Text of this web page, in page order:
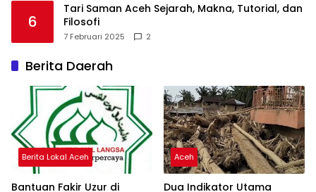
6
Tari Saman Aceh Sejarah, Makna, Tutorial, dan
Filosofi
7 Februari 2025 2
Berita Daerah
Berita Lokal Aceh
Bantuan Fakir Uzur di
Aceh
Dua Indikator Utama